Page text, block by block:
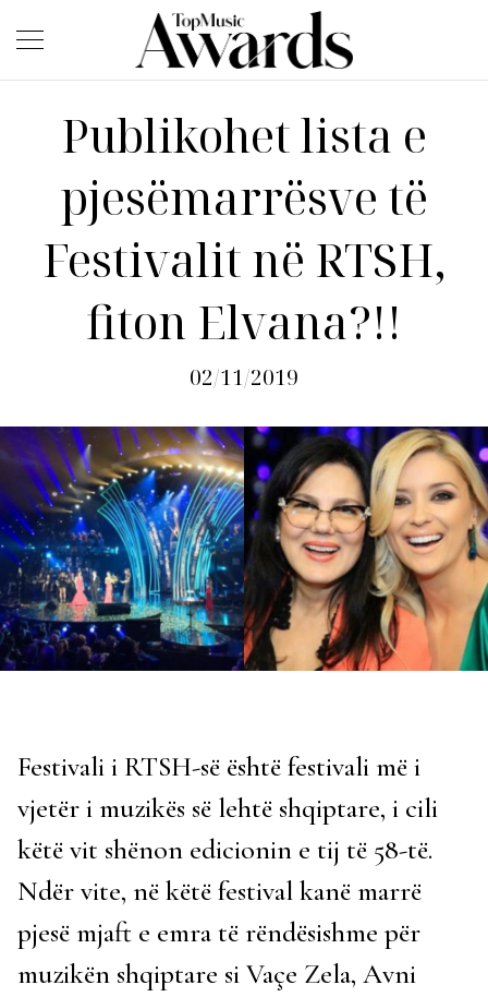
Publikohet lista e
pjesëmarrësve të
Festivalit në RTSH,
fiton Elvana?!!
02/11/2019
Festivali i RTSH-së është festivali më i
vjetër i muzikës së lehtë shqiptare, i cili
këtë vit shënon edicionin e tij të 58-të.
Ndër vite, në këtë festival kanë marrë
pjesë mjaft e emra të rëndësishme për
muzikën shqiptare si Vaçe Zela, Avni